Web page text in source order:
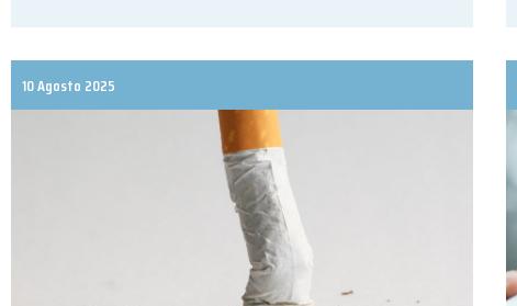
10 Agosto 2025